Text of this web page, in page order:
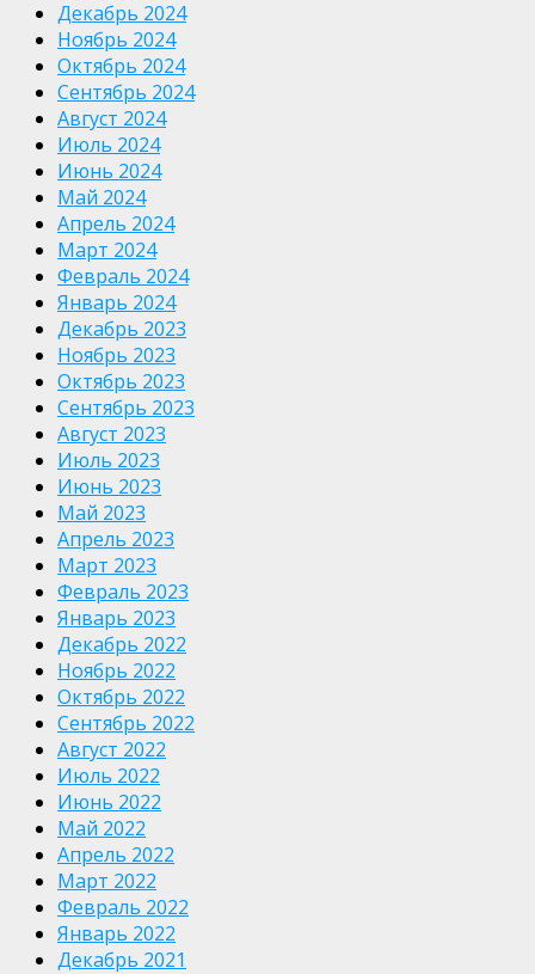
Декабрь 2024
Ноябрь 2024
Октябрь 2024
Сентябрь 2024
Август 2024
Июль 2024
Июнь 2024
Май 2024
Апрель 2024
Март 2024
Февраль 2024
Январь 2024
Декабрь 2023
Ноябрь 2023
Октябрь 2023
Сентябрь 2023
Август 2023
Июль 2023
Июнь 2023
Май 2023
Апрель 2023
Март 2023
Февраль 2023
Январь 2023
Декабрь 2022
Ноябрь 2022
Октябрь 2022
Сентябрь 2022
Август 2022
Июль 2022
Июнь 2022
Май 2022
Апрель 2022
Март 2022
Февраль 2022
Январь 2022
Декабрь 2021